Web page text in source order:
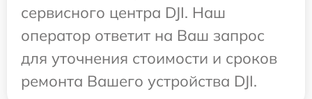
сервисного центра DJI. Наш
оператор ответит на Ваш запрос
для уточнения стоимости и сроков
ремонта Вашего устройства DJI.